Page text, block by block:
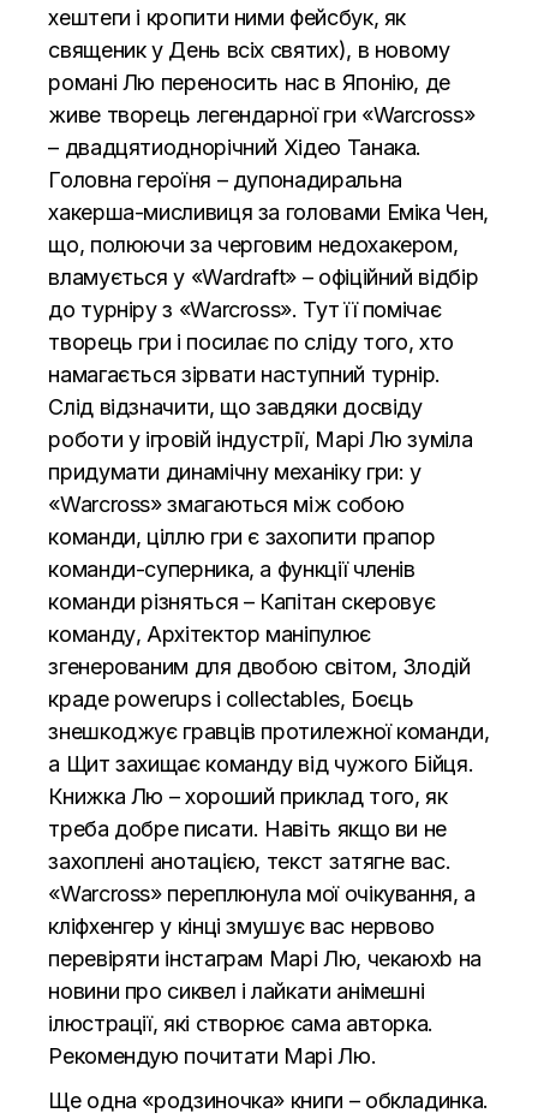
хештеги і кропити ними фейсбук, як
священик у День всіх святих), в новому
романі Лю переносить нас в Японію, де
живе творець легендарної гри «Warcross»
– двадцятиоднорічний Хідео Танака.
Головна героїня – дупонадиральна
хакерша-мисливиця за головами Еміка Чен,
що, полюючи за черговим недохакером,
вламується у «Wardraft» – офіційний відбір
до турніру з «Warcross». Тут її помічає
творець гри і посилає по сліду того, хто
намагається зірвати наступний турнір.
Слід відзначити, що завдяки досвіду
роботи у ігровій індустрії, Марі Лю зуміла
придумати динамічну механіку гри: у
«Warcross» змагаються між собою
команди, ціллю гри є захопити прапор
команди-суперника, а функції членів
команди різняться – Капітан скеровує
команду, Архітектор маніпулює
згенерованим для двобою світом, Злодій
краде powerups i collectables, Боєць
знешкоджує гравців протилежної команди,
а Щит захищає команду від чужого Бійця.
Книжка Лю – хороший приклад того, як
треба добре писати. Навіть якщо ви не
захоплені анотацією, текст затягне вас.
«Warcross» переплюнула мої очікування, а
кліфхенгер у кінці змушує вас нервово
перевіряти інстаграм Марі Лю, чекаюxb на
новини про сиквел і лайкати анімешні
ілюстрації, які створює сама авторка.
Рекомендую почитати Марі Лю.
Ще одна «родзиночка» книги – обкладинка.